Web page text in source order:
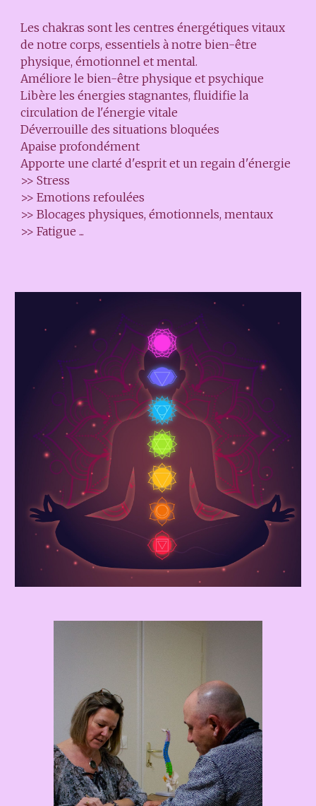
Les chakras sont les centres énergétiques vitaux
de notre corps, essentiels à notre bien-être
physique, émotionnel et mental.
Améliore le bien-être physique et psychique
Libère les énergies stagnantes, fluidifie la
circulation de l'énergie vitale
Déverrouille des situations bloquées
Apaise profondément
Apporte une clarté d'esprit et un regain d'énergie
>> Stress
>> Emotions refoulées
>> Blocages physiques, émotionnels, mentaux
>> Fatigue ...